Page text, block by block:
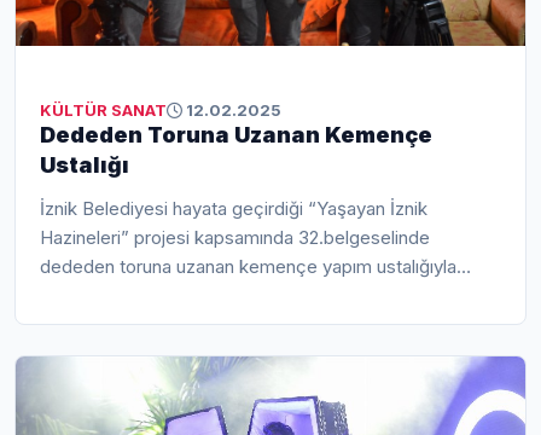
KÜLTÜR SANAT 12.02.2025
Dededen Toruna Uzanan Kemençe
Ustalığı
İznik Belediyesi hayata geçirdiği “Yaşayan İznik
Hazineleri” projesi kapsamında 32.belgeselinde
dededen toruna uzanan kemençe yapım ustalığıyla